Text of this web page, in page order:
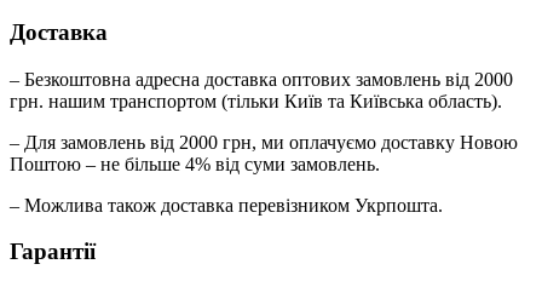
Доставка
– Безкоштовна адресна доставка оптових замовлень від 2000
грн. нашим транспортом (тільки Київ та Київська область).
– Для замовлень від 2000 грн, ми оплачуємо доставку Новою
Поштою – не більше 4% від суми замовлень.
– Можлива також доставка перевізником Укрпошта.
Гарантії